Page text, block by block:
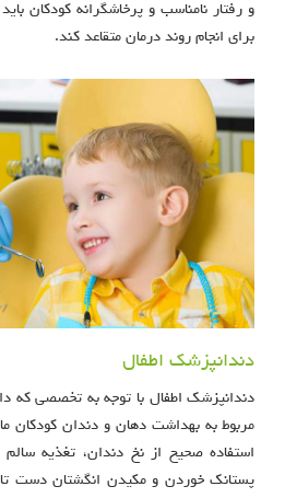
و رفتار نامناسب و پرخاشگرانه کودکان
برای انجام روند درمان متقاعد کند.
دندانپزشک اطفال
دندانپزشک اطفال با توجه به تخصصی که
مربوط به بهداشت دهان و دندان کودکان
استفاده صحیح از نخ دندان، تغذیه سالم
پستانک خوردن و مکیدن انگشتان دست